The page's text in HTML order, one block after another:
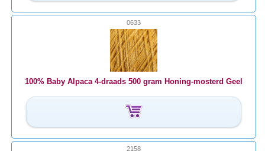
0633
100% Baby Alpaca 4-draads 500 gram Honing-mosterd Geel
2158